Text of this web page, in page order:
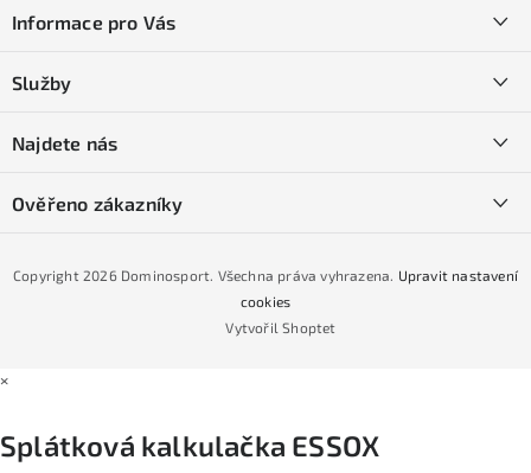
pInformace pro Vás
Obchodní podmínky
Podmínky GDPR
Podmínky nákupu na splátky ESSOX
Služby
Naše prodejna
Najdete nás
Ověřeno zákazníky
Vytvořil Shoptet
Copyright 2026 Dominosport. Všechna práva vyhrazena. Upravit nastavení
cookies
×
Splátková kalkulačka ESSOX